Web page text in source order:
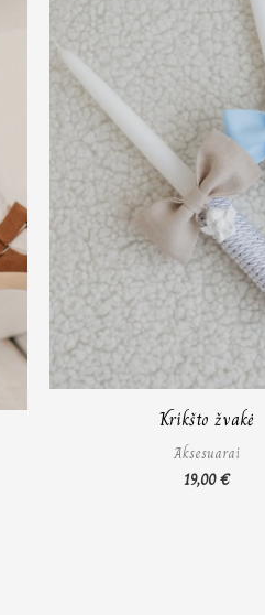
Krikšto žvakė
Aksesuarai
19,00€